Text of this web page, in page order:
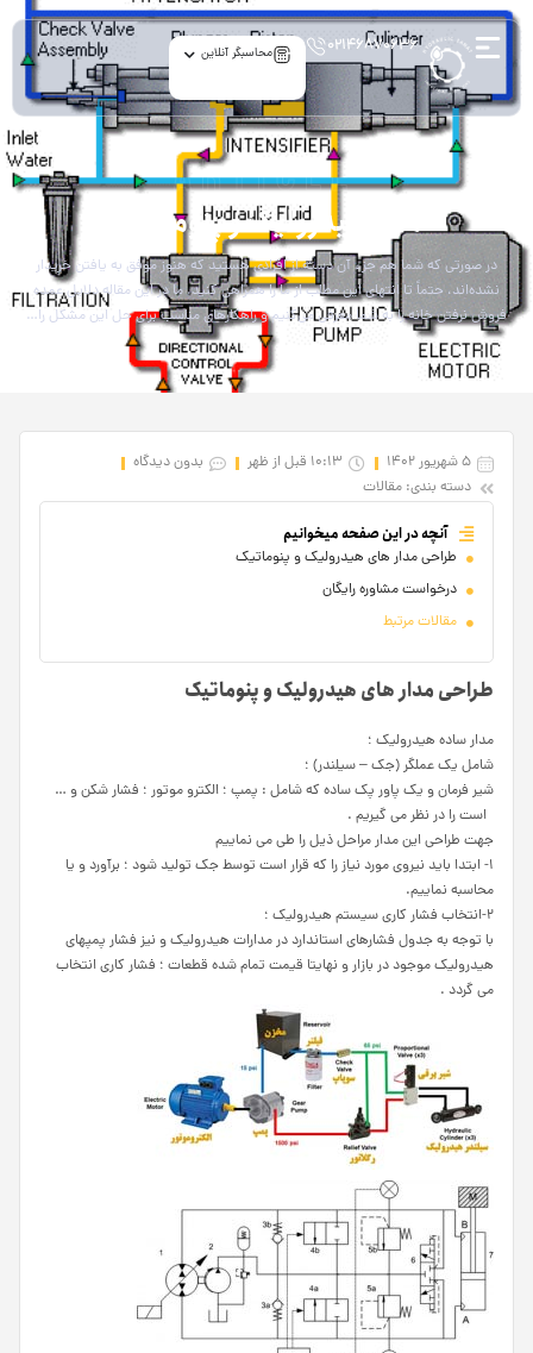
۰۲۱۴۶۸۷۰۶۳۶ محاسبگر آنلاین
article
مدار هیدرولیک و پنوماتیک
در صورتی که شما هم جزء آن دسته از افرادی هستید که هنوز موفق به یافتن خریدار
نشده‌اند، حتماً تا انتهای این مطلب از ما را همراهی کنید. ما در این مقاله دلایل عمده
فروش نرفتن خانه را به شما معرفی می‌کنیم و راهکارهای مناسب برای حل این مشکل را…
5 شهریور 1402 10:13 قبل از ظهر
بدون دیدگاه
دسته بندی: مقالات
آنچه در این صفحه میخوانیم
طراحی مدار های هیدرولیک و پنوماتیک
درخواست مشاوره رایگان
مقالات مرتبط
طراحی مدار های هیدرولیک و پنوماتیک
مدار ساده هیدرولیک ؛
شامل یک عملگر (جک – سیلندر) ؛
شیر فرمان و یک پاور پک ساده که شامل : پمپ ؛ الکترو موتور ؛ فشار شکن و …
است را در نظر می گیریم .
جهت طراحی این مدار مراحل ذیل را طی می نماییم
۱- ابتدا باید نیروی مورد نیاز را که قرار است توسط جک تولید شود ؛ برآورد و یا
محاسبه نماییم.
۲-انتخاب فشار کاری سیستم هیدرولیک ؛
با توجه به جدول فشارهای استاندارد در مدارات هیدرولیک و نیز فشار پمپهای
هیدرولیک موجود در بازار و نهایتا قیمت تمام شده قطعات ؛ فشار کاری انتخاب
می گردد .